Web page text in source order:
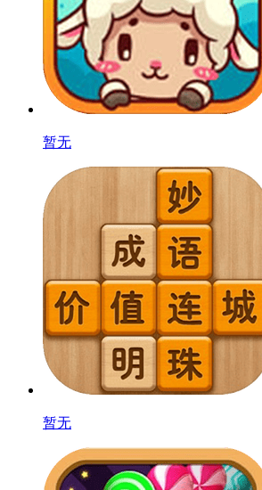
暂无
暂无